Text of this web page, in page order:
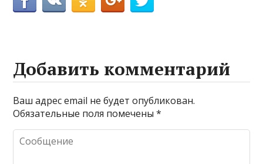
Добавить комментарий
Ваш адрес email не будет опубликован.
Обязательные поля помечены*